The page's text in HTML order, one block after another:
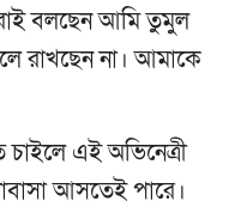
বলছেন আমি তুমুল
রাখছেন না। আমাকে
এই অভিনেত্রী
আসতেই পারে।